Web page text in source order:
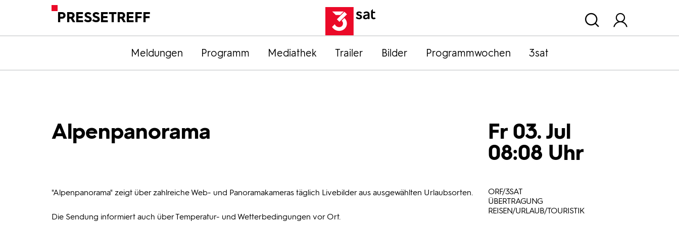
PRESSETREFF
Meldungen Programm Mediathek Trailer Bilder Programmwochen 3sat
Alpenpanorama
Fr 03. Jul
08:08 Uhr
"Alpenpanorama" zeigt über zahlreiche Web- und Panoramakameras täglich Livebilder aus ausgewählten Urlaubsorten.
Die Sendung informiert auch über Temperatur- und Wetterbedingungen vor Ort.
ORF/3SAT
ÜBERTRAGUNG
REISEN/URLAUB/TOURISTIK